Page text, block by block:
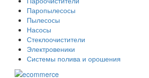
Паропылесосы
Пылесосы
Насосы
Стеклоочистители
Электровеники
Системы полива и орошения